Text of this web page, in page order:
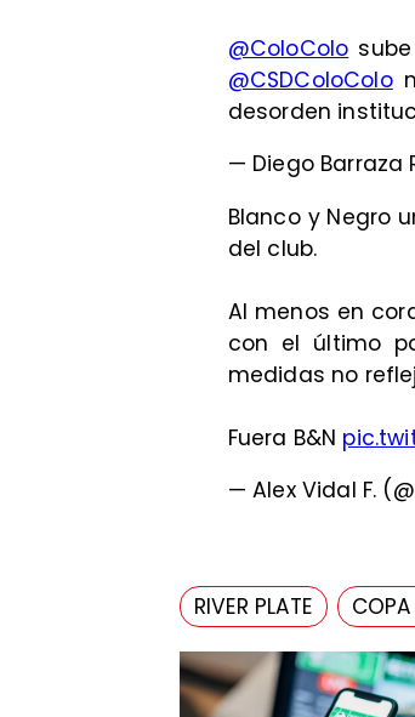
@ColoColo
@CSDColoColo
desorden
— Diego Barraza
Blanco y Negro
del club.
Al menos en
con el último
medidas no
Fuera B&N
— Alex Vidal F.
RIVER PLATE COPA